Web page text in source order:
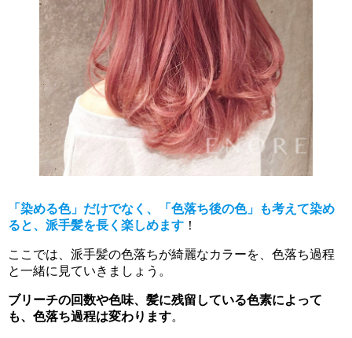
「染める色」だけでなく、「色落ち後の色」も考えて染め
ると、派手髪を長く楽しめます ！
ここでは、派手髪の色落ちが綺麗なカラーを、色落ち過程
と一緒に見ていきましょう。
ブリーチの回数や色味、髪に残留している色素によって
も、色落ち過程は変わります。